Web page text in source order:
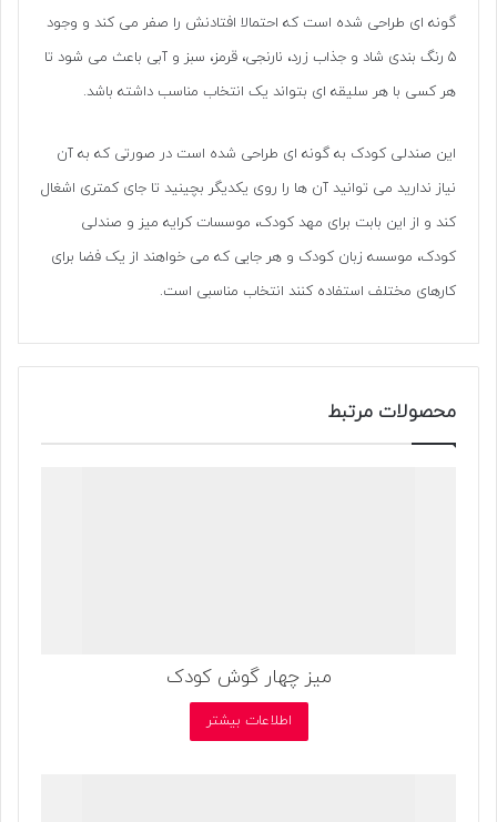
گونه ای طراحی شده است که احتمالا افتادنش را صفر می کند و وجود
۵ رنگ بندی شاد و جذاب زرد، نارنجی، قرمز، سبز و آبی باعث می شود تا
هر کسی با هر سلیقه ای بتواند یک انتخاب مناسب داشته باشد.
این صندلی کودک به گونه ای طراحی شده است در صورتی که به آن
نیاز ندارید می توانید آن ها را روی یکدیگر بچینید تا جای کمتری اشغال
کند و از این بابت برای مهد کودک، موسسات کرایه میز و صندلی
کودک، موسسه زبان کودک و هر جایی که می خواهند از یک فضا برای
کارهای مختلف استفاده کنند انتخاب مناسبی است.
محصولات مرتبط
میز چهار گوش کودک
اطلاعات بیشتر